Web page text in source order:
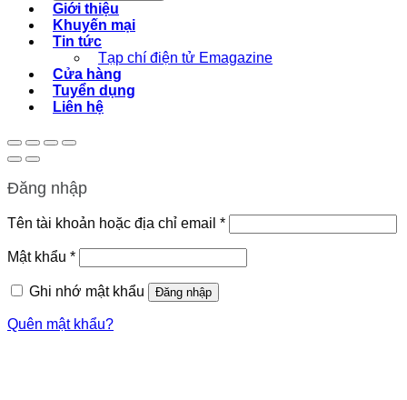
Giới thiệu
Khuyến mại
Tin tức
Tạp chí điện tử Emagazine
Cửa hàng
Tuyển dụng
Liên hệ
Đăng nhập
Tên tài khoản hoặc địa chỉ email *Bắt
buộc
Mật khẩu *Bắt
buộc
Ghi nhớ mật khẩu
Đăng nhập
Quên mật khẩu?